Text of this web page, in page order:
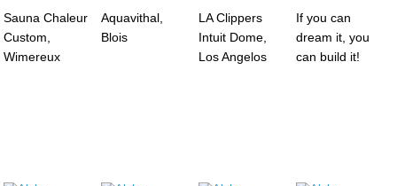
Sauna Chaleur
Custom,
Wimereux
Aquavithal,
Blois
LA Clippers
Intuit Dome,
Los Angelos
If you can
dream it, you
can build it!